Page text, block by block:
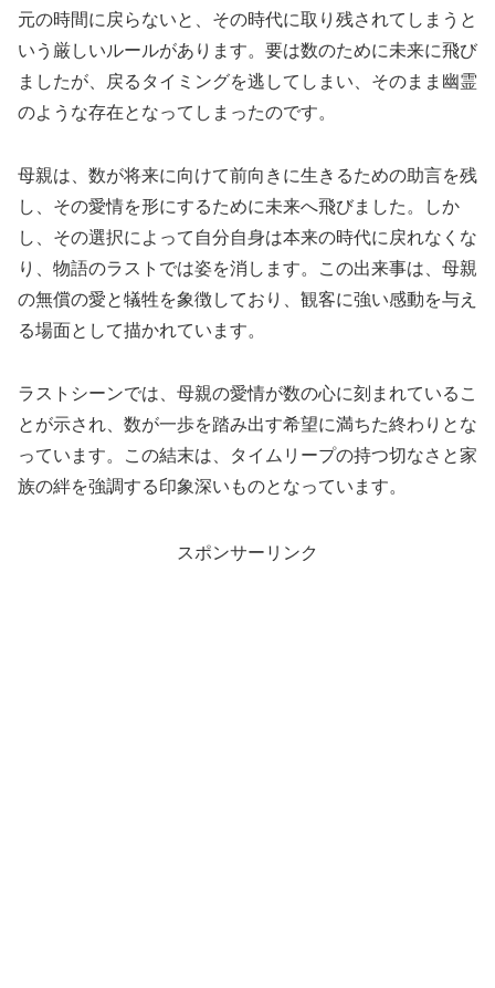
元の時間に戻らないと、その時代に取り残されてしまうと
いう厳しいルールがあります。要は数のために未来に飛び
ましたが、戻るタイミングを逃してしまい、そのまま幽霊
のような存在となってしまったのです。
母親は、数が将来に向けて前向きに生きるための助言を残
し、その愛情を形にするために未来へ飛びました。しか
し、その選択によって自分自身は本来の時代に戻れなくな
り、物語のラストでは姿を消します。この出来事は、母親
の無償の愛と犠牲を象徴しており、観客に強い感動を与え
る場面として描かれています。
ラストシーンでは、母親の愛情が数の心に刻まれているこ
とが示され、数が一歩を踏み出す希望に満ちた終わりとな
っています。この結末は、タイムリープの持つ切なさと家
族の絆を強調する印象深いものとなっています。
スポンサーリンク